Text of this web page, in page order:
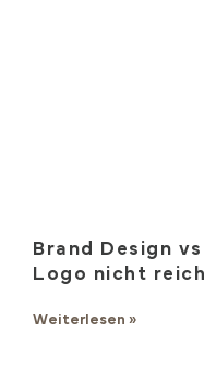
Brand Design
Logo nicht
Weiterlesen »